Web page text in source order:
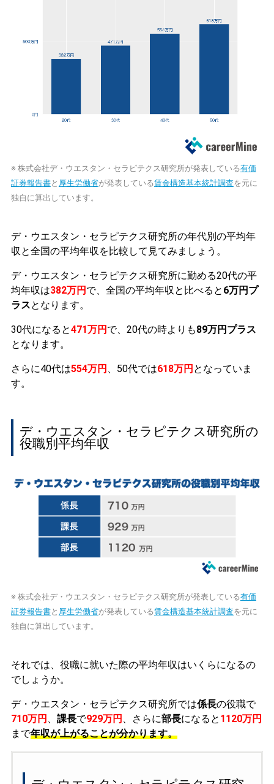
※ 株式会社デ・ウエスタン・セラピテクス研究所が発表している有価
証券報告書と 厚生労働省が発表している賃金構造基本統計調査を元に
独自に算出しています。
デ・ウエスタン・セラピテクス研究所の年代別の平均年
収と全国の平均年収を比較して見てみましょう。
デ・ウエスタン・セラピテクス研究所に勤める20代の平
均年収は382万円 で、全国の平均年収と比べると 6万円プ
ラスとなります。
30代になると471万円 で、20代の時よりも89万円プラス
となります。
さらに40代は554万円 、50代では618万円 となっていま
す。
デ・ウエスタン・セラピテクス研究所の
役職別平均年収
※ 株式会社デ・ウエスタン・セラピテクス研究所が発表している有価
証券報告書と 厚生労働省が発表している賃金構造基本統計調査を元に
独自に算出しています。
それでは、役職に就いた際の平均年収はいくらになるの
でしょうか。
デ・ウエスタン・セラピテクス研究所では係長の役職で
710万円
課長で929万円 、さらに部長になると 1120万円
まで年収が上がることが分かります。